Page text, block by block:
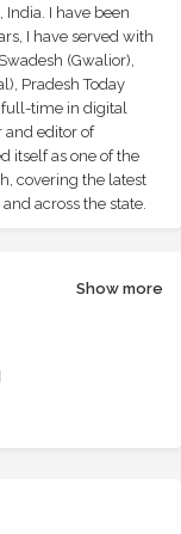
I have been
I have served with
(Gwalior),
Pradesh Today
full-time in digital
editor of
itself as one of the
covering the latest
across the state.
Show more